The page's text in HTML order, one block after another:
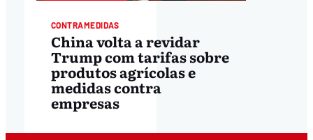
CONTRAMEDIDAS
China volta a revidar
Trump com tarifas sobre
produtos agrícolas e
medidas contra
empresas